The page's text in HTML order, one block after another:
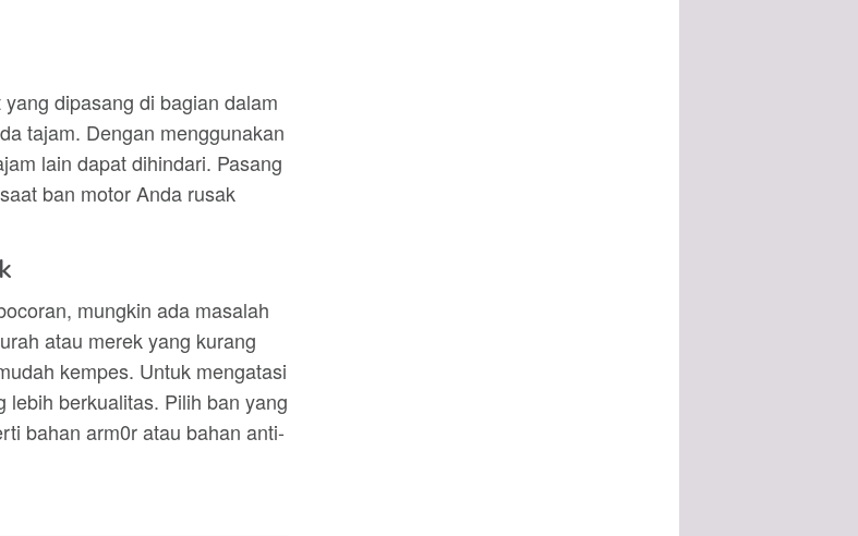
dipasang di bagian dalam
tajam. Dengan menggunakan
lain dapat dihindari. Pasang
ban motor Anda rusak
mungkin ada masalah
atau merek yang kurang
kempes. Untuk mengatasi
lebih berkualitas. Pilih ban yang
bahan arm0r atau bahan anti-